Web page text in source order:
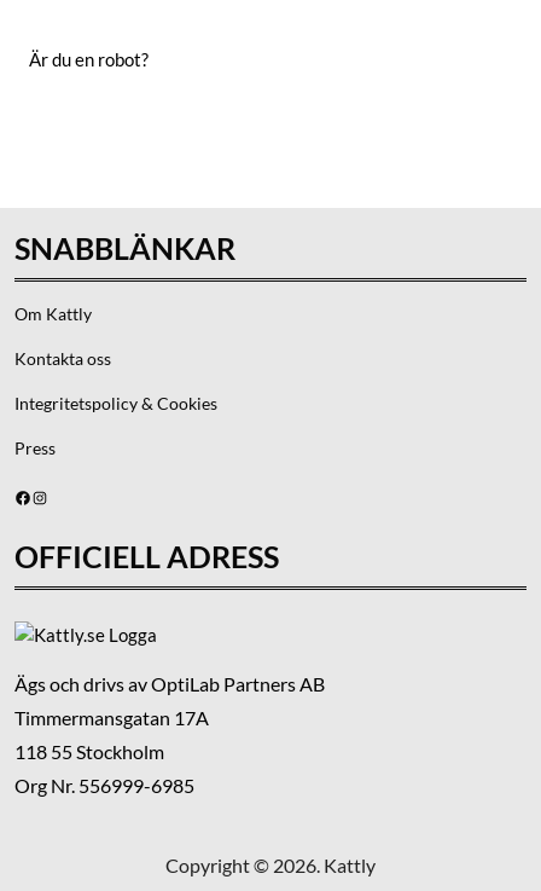
Är du en robot?
SNABBLÄNKAR
Om Kattly
Kontakta oss
Integritetspolicy & Cookies
Press
Facebook
Instagram
OFFICIELL ADRESS
Ägs och drivs av OptiLab Partners AB
Timmermansgatan 17A
118 55 Stockholm
Org Nr. 556999-6985
Copyright © 2026. Kattly